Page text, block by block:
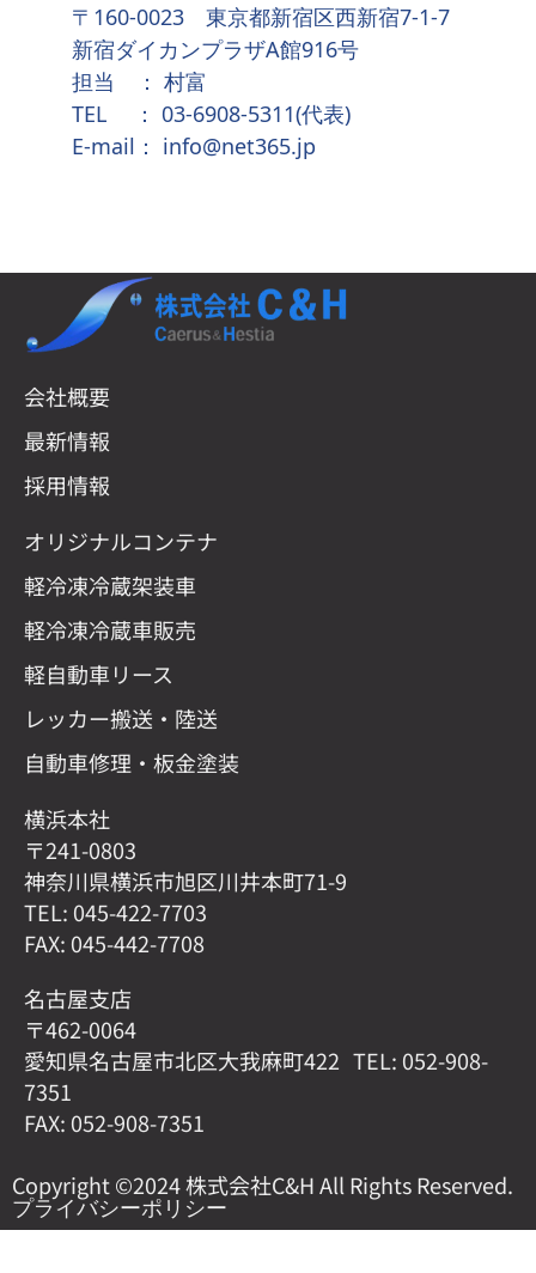
〒160-0023 東京都新宿区西新宿7-1-7
新宿ダイカンプラザA館916号
担当 ： 村富
TEL ： 03-6908-5311(代表)
E-mail： info@net365.jp
会社概要
最新情報
採用情報
オリジナルコンテナ
軽冷凍冷蔵架装車
軽冷凍冷蔵車販売
軽自動車リース
レッカー搬送・陸送
自動車修理・板金塗装
横浜本社
〒241-0803
神奈川県横浜市旭区川井本町71-9
TEL: 045-422-7703
FAX: 045-442-7708
名古屋支店
〒462-0064
愛知県名古屋市北区大我麻町422 TEL: 052-908-
7351
FAX: 052-908-7351
Copyright ©2024 株式会社C&H All Rights Reserved.
プライバシーポリシー